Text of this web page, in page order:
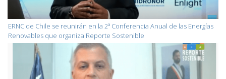
ERNC de Chile se reunirán en la 2ª Conferencia Anual de las Energías
Renovables que organiza Reporte Sostenible